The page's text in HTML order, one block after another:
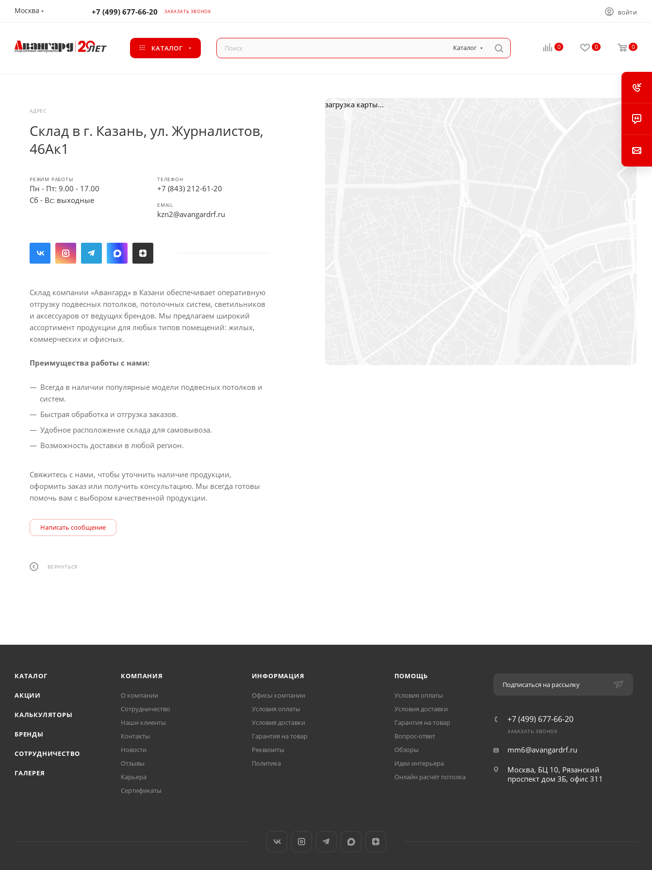
Москва +7 (499) 677-66-20 ЗАКАЗАТЬ ЗВОНОК ВОЙТИ
КАТАЛОГ Каталог 0 0 0
АДРЕС
Склад в г. Казань, ул. Журналистов,
46Ак1
РЕЖИМ РАБОТЫ
Пн - Пт: 9.00 - 17.00
Сб - Вс: выходные
ТЕЛЕФОН
+7 (843) 212-61-20
EMAIL
kzn2@avangardrf.ru
Склад компании «Авангард» в Казани обеспечивает оперативную
отгрузку подвесных потолков, потолочных систем, светильников
и аксессуаров от ведущих брендов. Мы предлагаем широкий
ассортимент продукции для любых типов помещений: жилых,
коммерческих и офисных.
Преимущества работы с нами:
Всегда в наличии популярные модели подвесных потолков и
систем.
Быстрая обработка и отгрузка заказов.
Удобное расположение склада для самовывоза.
Возможность доставки в любой регион.
Свяжитесь с нами, чтобы уточнить наличие продукции,
оформить заказ или получить консультацию. Мы всегда готовы
помочь вам с выбором качественной продукции.
Написать сообщение
ВЕРНУТЬСЯ
загрузка карты...
КАТАЛОГ
АКЦИИ
КАЛЬКУЛЯТОРЫ
БРЕНДЫ
СОТРУДНИЧЕСТВО
ГАЛЕРЕЯ
КОМПАНИЯ
О компании
Сотрудничество
Наши клиенты
Контакты
Новости
Отзывы
Карьера
Сертификаты
ИНФОРМАЦИЯ
Офисы компании
Условия оплаты
Условия доставки
Гарантия на товар
Реквизиты
Политика
ПОМОЩЬ
Условия оплаты
Условия доставки
Гарантия на товар
Вопрос-ответ
Обзоры
Идеи интерьера
Онлайн расчёт потолка
Подписаться на рассылку
+7 (499) 677-66-20
ЗАКАЗАТЬ ЗВОНОК
mm6@avangardrf.ru
Москва, БЦ 10, Рязанский
проспект дом 3Б, офис 311